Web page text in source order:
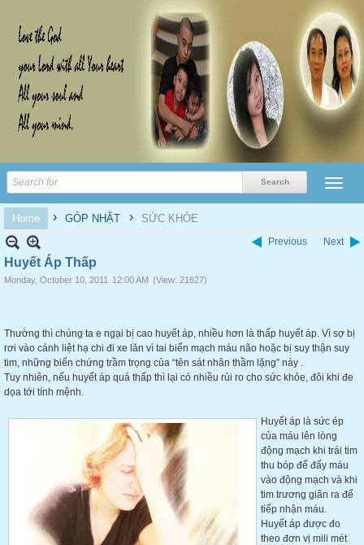
Home › GÓP NHẶT › SỨC KHỎE
Previous Next
Huyết Áp Thấp
Monday, October 10, 2011 12:00 AM (View: 21627)
Thường thì chúng ta e ngại bị cao huyết áp, nhiều hơn là thấp huyết áp. Vì sợ bị
rơi vào cảnh liệt hạ chi đi xe lăn vì tai biến mạch máu não hoặc bị suy thận suy
tim, những biến chứng trầm trọng của “tên sát nhân thầm lặng” này .
Tuy nhiên, nếu huyết áp quá thấp thì lại có nhiều rủi ro cho sức khỏe, đôi khi đe
dọa tới tính mệnh.
Huyết áp là sức ép
của máu lên lòng
động mạch khi trái tim
thu bóp để đấy máu
vào động mạch và khi
tim trương giãn ra để
tiếp nhận máu.
Huyết áp được đo
theo đơn vị mili mét